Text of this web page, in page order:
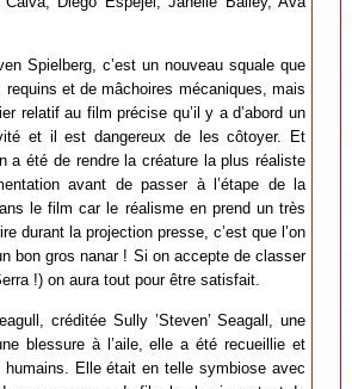
Spielberg, c’est un nouveau squale que
et de mâchoires mécaniques, mais
relatif au film précise qu’il y a d’abord un
et il est dangereux de les côtoyer. Et
a été de rendre la créature la plus réaliste
avant de passer à l’étape de la
le film car le réalisme en prend un très
durant la projection presse, c’est que l’on
bon gros nanar ! Si on accepte de classer
!) on aura tout pour être satisfait.
créditée Sully ’Steven’ Seagall, une
blessure à l’aile, elle a été recueillie et
Elle était en telle symbiose avec